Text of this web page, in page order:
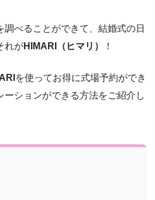
調べることができて、結婚式の日
れがHIMARI（ヒマリ） ！
を使ってお得に式場予約ができ
ーションができる方法をご紹介し